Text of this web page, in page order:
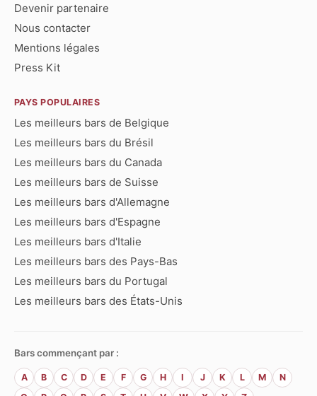
Devenir partenaire
Nous contacter
Mentions légales
Press Kit
PAYS POPULAIRES
Les meilleurs bars de Belgique
Les meilleurs bars du Brésil
Les meilleurs bars du Canada
Les meilleurs bars de Suisse
Les meilleurs bars d'Allemagne
Les meilleurs bars d'Espagne
Les meilleurs bars d'Italie
Les meilleurs bars des Pays-Bas
Les meilleurs bars du Portugal
Les meilleurs bars des États-Unis
Bars commençant par :
A B C D E F G H I J K L M
N